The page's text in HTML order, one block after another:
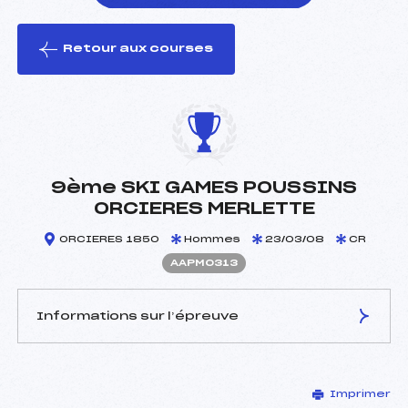
le ski
Retour aux courses
9ème SKI GAMES POUSSINS
ORCIERES MERLETTE
ORCIERES 1850 Hommes 23/03/08 CR
AAPM0313
Informations sur l’épreuve
TCHIKNAVORIAN PAUL
Imprimer